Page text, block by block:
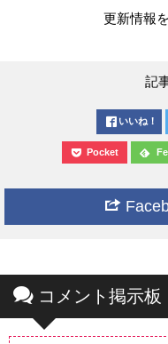
更新情報
記
いいね！
Pocket
コメント掲示板